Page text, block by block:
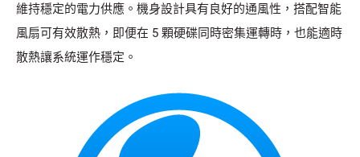
維持穩定的電力供應。機身設計具有良好的通風性，搭配智能
風扇可有效散熱，即便在 5 顆硬碟同時密集運轉時，也能適時
散熱讓系統運作穩定。